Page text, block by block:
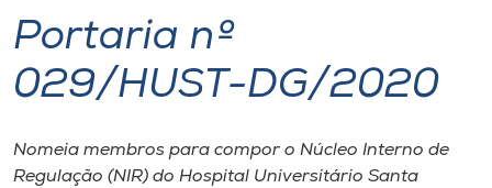
Internacionalização
I.nova
Diplomados
Portaria nº
029/HUST-DG/2020
Nomeia membros para compor o Núcleo Interno de
Regulação (NIR) do Hospital Universitário Santa